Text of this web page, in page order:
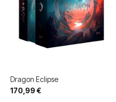
Dragon Eclipse
170,99 €